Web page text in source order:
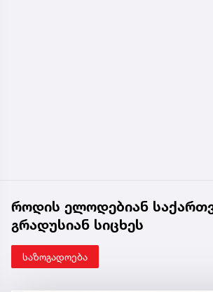
როდის ელოდებიან
გრადუსიან სიცხეს
საზოგადოება